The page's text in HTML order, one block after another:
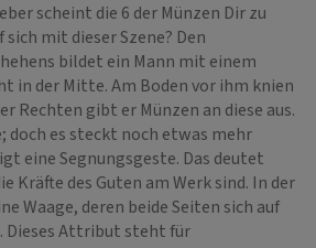
scheint die 6 der Münzen Dir zu
sich mit dieser Szene? Den
bildet ein Mann mit einem
in der Mitte. Am Boden vor ihm knien
Rechten gibt er Münzen an diese aus.
doch es steckt noch etwas mehr
eine Segnungsgeste. Das deutet
Kräfte des Guten am Werk sind. In der
Waage, deren beide Seiten sich auf
Dieses Attribut steht für